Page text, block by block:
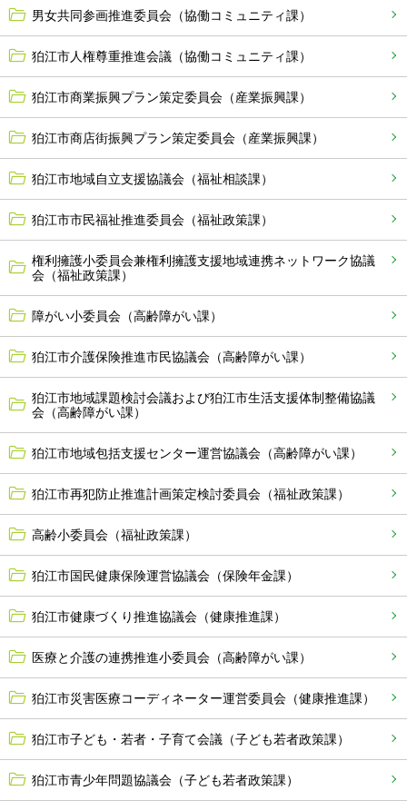
男女共同参画推進委員会（協働コミュニティ課）
狛江市人権尊重推進会議（協働コミュニティ課）
狛江市商業振興プラン策定委員会（産業振興課）
狛江市商店街振興プラン策定委員会（産業振興課）
狛江市地域自立支援協議会（福祉相談課）
狛江市市民福祉推進委員会（福祉政策課）
権利擁護小委員会兼権利擁護支援地域連携ネットワーク協議
会（福祉政策課）
障がい小委員会（高齢障がい課）
狛江市介護保険推進市民協議会（高齢障がい課）
狛江市地域課題検討会議および狛江市生活支援体制整備協議
会（高齢障がい課）
狛江市地域包括支援センター運営協議会（高齢障がい課）
狛江市再犯防止推進計画策定検討委員会（福祉政策課）
高齢小委員会（福祉政策課）
狛江市国民健康保険運営協議会（保険年金課）
狛江市健康づくり推進協議会（健康推進課）
医療と介護の連携推進小委員会（高齢障がい課）
狛江市災害医療コーディネーター運営委員会（健康推進課）
狛江市子ども・若者・子育て会議（子ども若者政策課）
狛江市青少年問題協議会（子ども若者政策課）